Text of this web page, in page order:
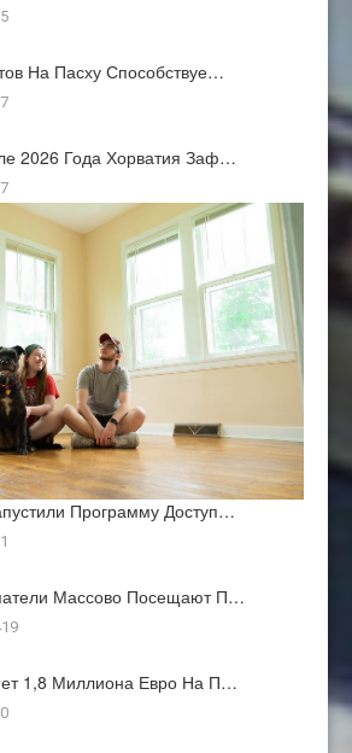
На Пасху Способствуе…
2026 Года Хорватия Заф…
Программу Доступ…
Массово Посещают П…
1,8 Миллиона Евро На П…